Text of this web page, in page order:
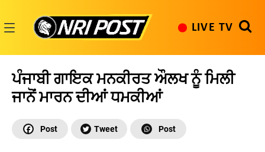
content
LIVE TV
ਪੰਜਾਬੀ ਗਾਇਕ ਮਨਕੀਰਤ ਔਲਖ ਨੂੰ ਮਿਲੀ
ਜਾਨੋਂ ਮਾਰਨ ਦੀਆਂ ਧਮਕੀਆਂ